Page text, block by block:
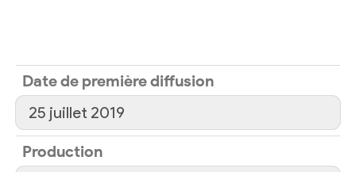
Date de première diffusion
25 juillet 2019
Production